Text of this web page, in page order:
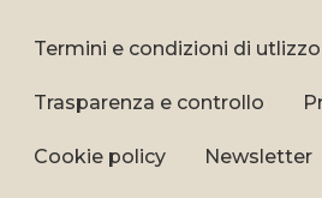
Termini e condizioni di utlizzo
Trasparenza e controllo
Cookie policy Newsletter